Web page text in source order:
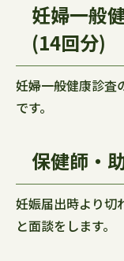
妊婦一般
(14回分)
妊婦一般健康診査
です。
保健師・
妊娠届出時より切
と面談をします。